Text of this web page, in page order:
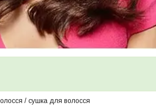
/ сушка для волосся